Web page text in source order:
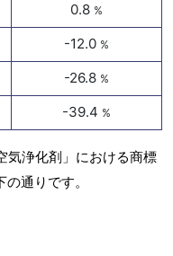
0.8 %
-12.0 %
-26.8 %
-39.4 %
気浄化剤」における商標
通りです。